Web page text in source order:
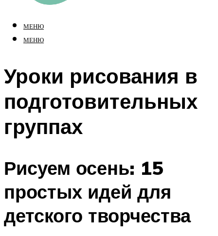
МЕНЮ
МЕНЮ
Уроки рисования в
подготовительных
группах
Рисуем осень: 15
простых идей для
детского творчества